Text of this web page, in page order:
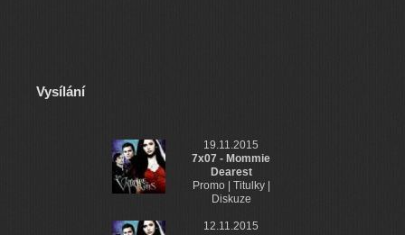
Vysílání
19.11.2015
7x07 - Mommie
Dearest
Promo | Titulky |
Diskuze
12.11.2015